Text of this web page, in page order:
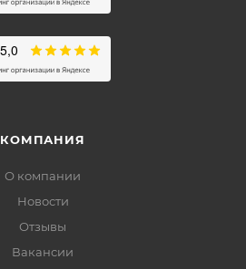
КОМПАНИЯ
О компании
Новости
Отзывы
Вакансии